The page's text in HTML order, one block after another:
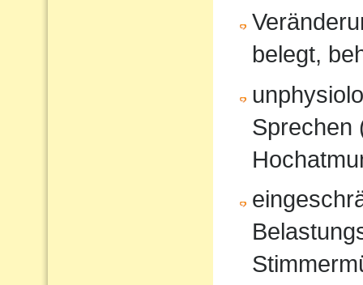
belegt,
Sprechen